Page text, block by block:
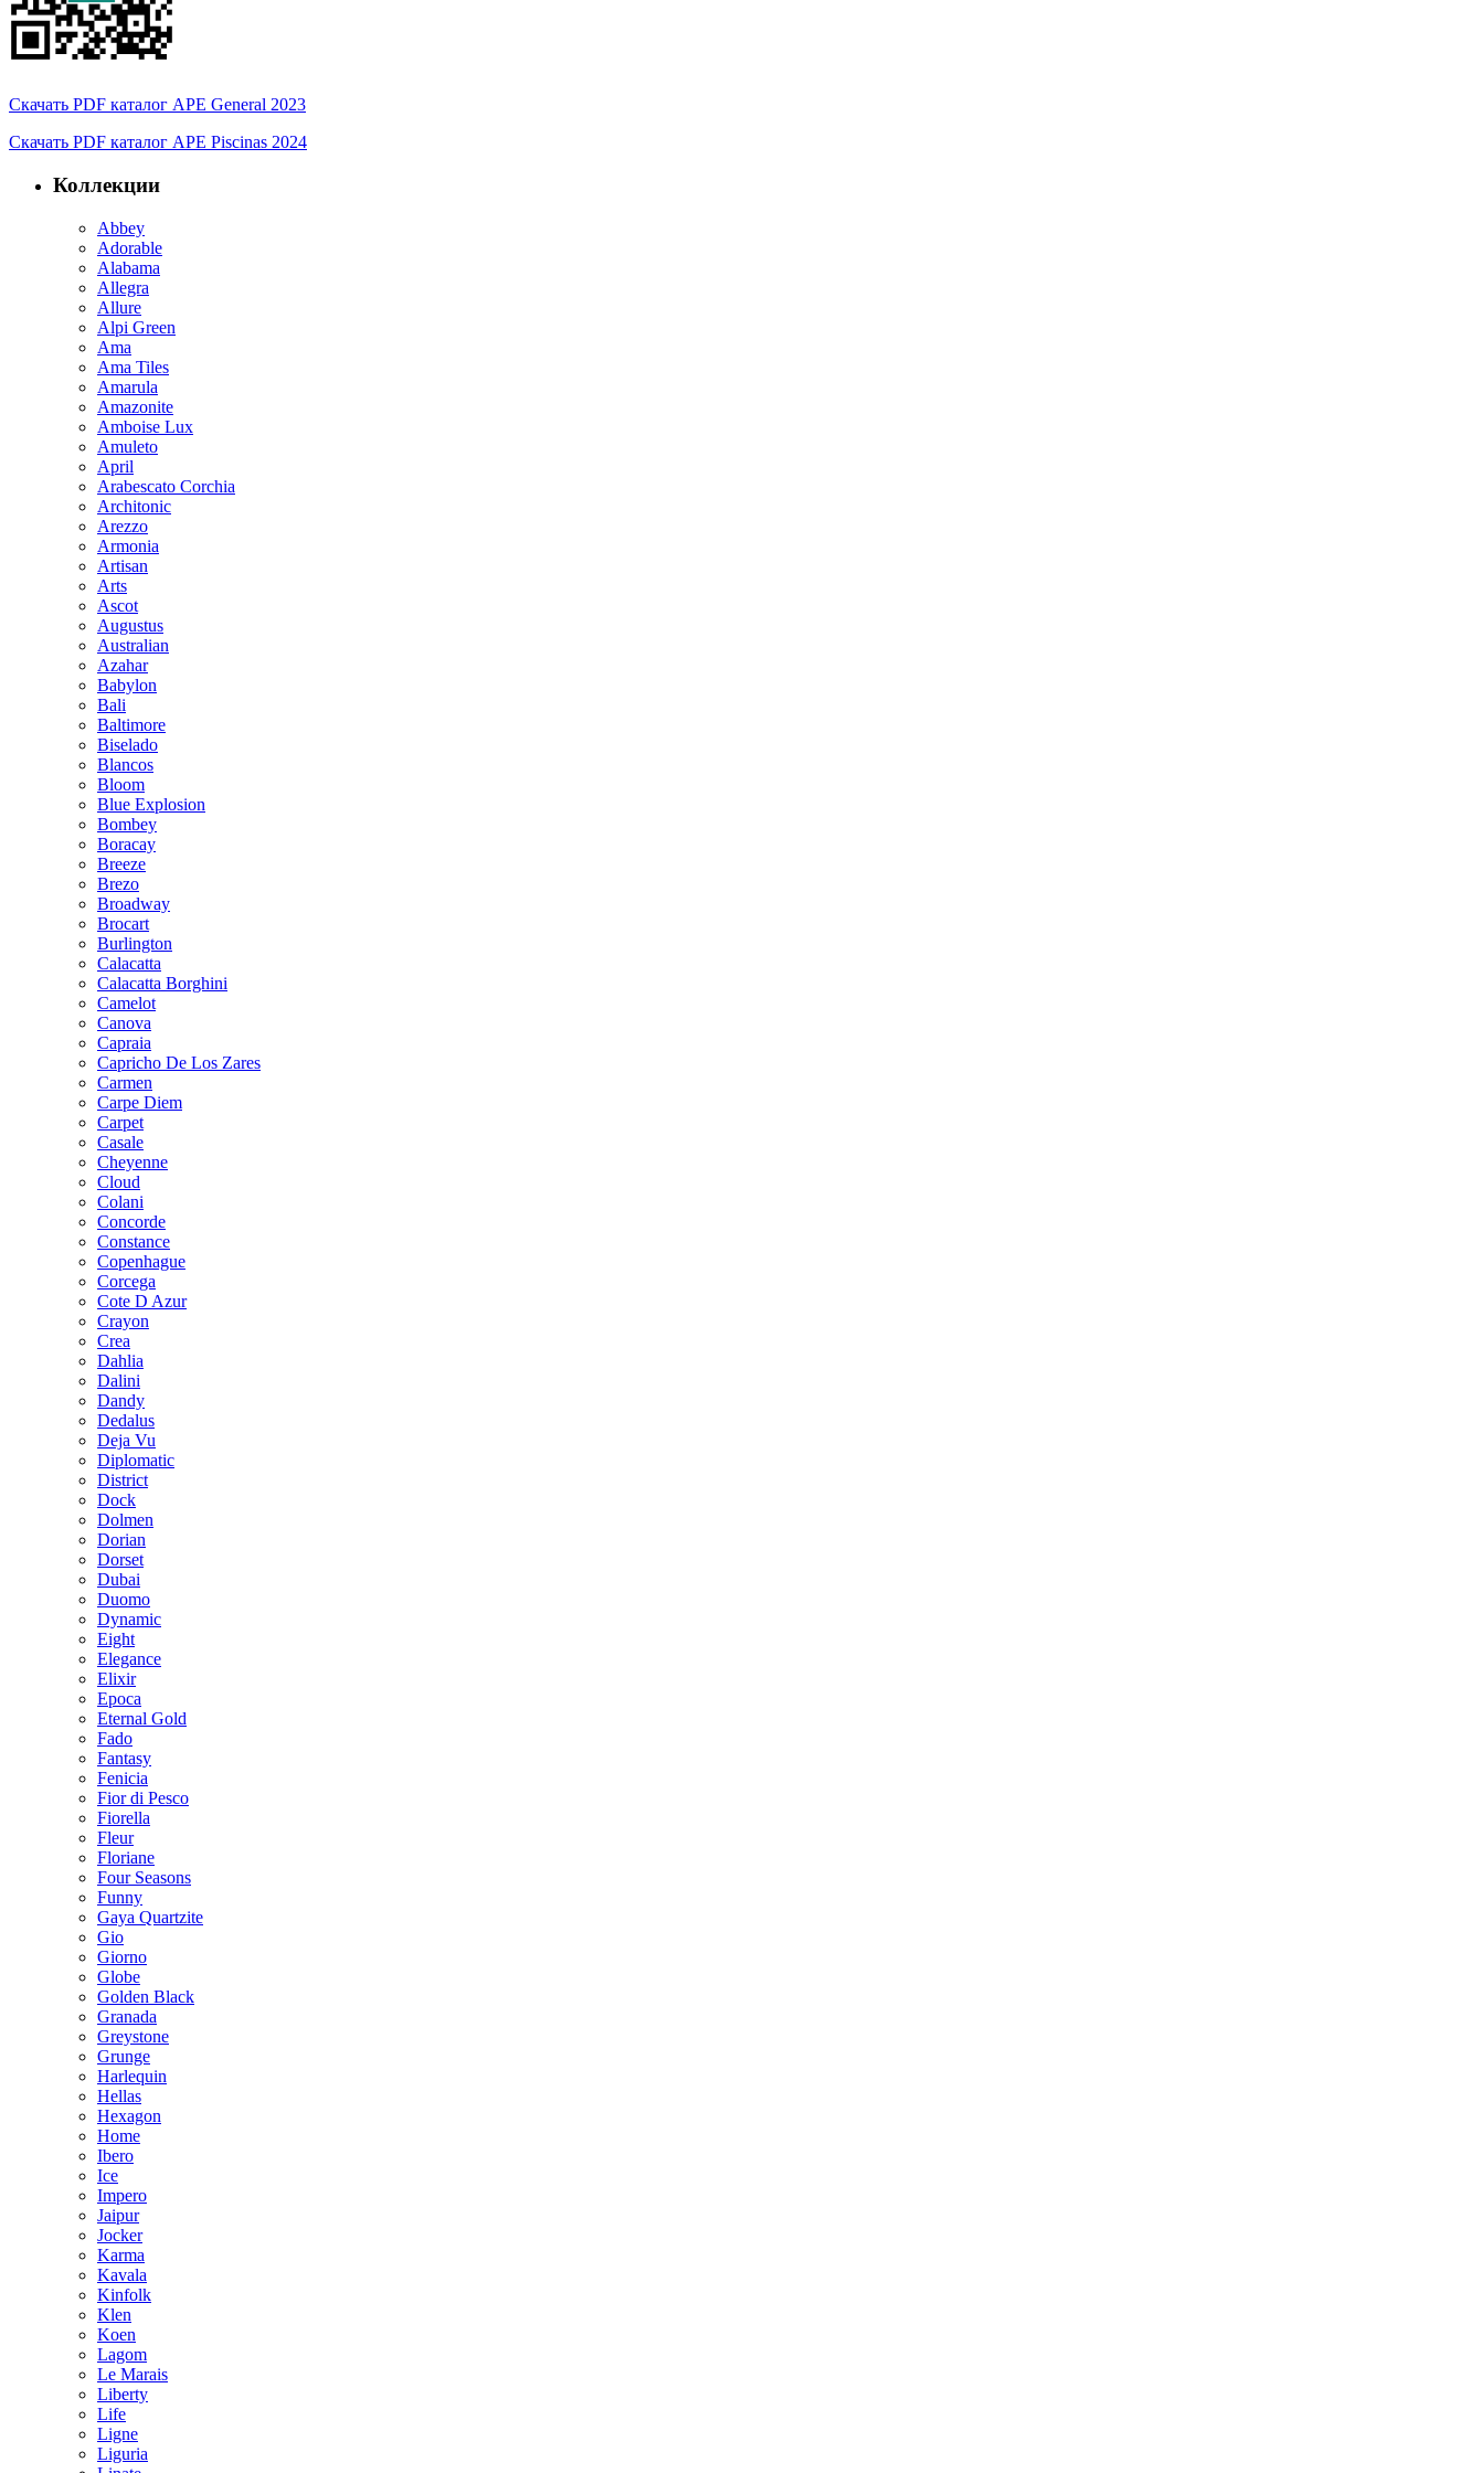
Скачать PDF каталог APE General 2023
Скачать PDF каталог APE Piscinas 2024
Коллекции
Abbey
Adorable
Alabama
Allegra
Allure
Alpi Green
Ama
Ama Tiles
Amarula
Amazonite
Amboise Lux
Amuleto
April
Arabescato Corchia
Architonic
Arezzo
Armonia
Artisan
Arts
Ascot
Augustus
Australian
Azahar
Babylon
Bali
Baltimore
Biselado
Blancos
Bloom
Blue Explosion
Bombey
Boracay
Breeze
Brezo
Broadway
Brocart
Burlington
Calacatta
Calacatta Borghini
Camelot
Canova
Capraia
Capricho De Los Zares
Carmen
Carpe Diem
Carpet
Casale
Cheyenne
Cloud
Colani
Concorde
Constance
Copenhague
Corcega
Cote D Azur
Crayon
Crea
Dahlia
Dalini
Dandy
Dedalus
Deja Vu
Diplomatic
District
Dock
Dolmen
Dorian
Dorset
Dubai
Duomo
Dynamic
Eight
Elegance
Elixir
Epoca
Eternal Gold
Fado
Fantasy
Fenicia
Fior di Pesco
Fiorella
Fleur
Floriane
Four Seasons
Funny
Gaya Quartzite
Gio
Giorno
Globe
Golden Black
Granada
Greystone
Grunge
Harlequin
Hellas
Hexagon
Home
Ibero
Ice
Impero
Jaipur
Jocker
Karma
Kavala
Kinfolk
Klen
Koen
Lagom
Le Marais
Liberty
Life
Ligne
Liguria